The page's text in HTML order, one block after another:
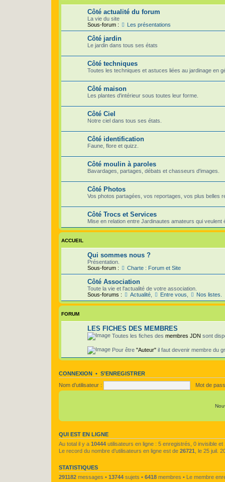
Côté actualité du forum
La vie du site
Sous-forum :
Les présentations
Côté jardin
Le jardin dans tous ses états
Côté techniques
Toutes les techniques et astuces liées au jardinage en
Côté maison
Les plantes d'intérieur sous toutes leur forme.
Côté Ciel
Notre ciel dans tous ses états.
Côté identification
Faune, flore et quizz.
Côté moulin à paroles
Bavardages, partages, débats et chasseurs d'images.
Côté Photos
Vos photos partagées, vos reportages, vos plus belles
Côté Trocs et Services
Mise en relation entre Jardinautes amateurs qui
ACCUEIL
Qui sommes nous ?
Présentation.
Sous-forum :
Charte : Forum et Site
Côté Association
Toute la vie et l'actualité de votre association.
Sous-forums :
Actualité, Entre vous Nos listes.
FORUM
LES FICHES DES MEMBRES
Toutes les fiches des membres JDN sont
Pour être "Auteur" il faut devenir membre du
CONNEXION • S’ENREGISTRER
Nom d’utilisateur :
Mot de
QUI EST EN LIGNE
Au total il y a 10444 utilisateurs en ligne : 5 enregistrés, 0 invisible
Le record du nombre d’utilisateurs en ligne est de 26721 , le 25 juil.
STATISTIQUES
291182 messages • 13744 sujets • 6418 membres • Le membre